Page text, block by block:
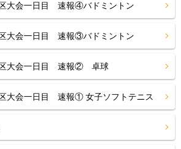
大会一日目 速報④バドミントン
大会一日目 速報③バドミントン
区大会一日目 速報② 卓球
大会一日目 速報① 女子ソフトテニス